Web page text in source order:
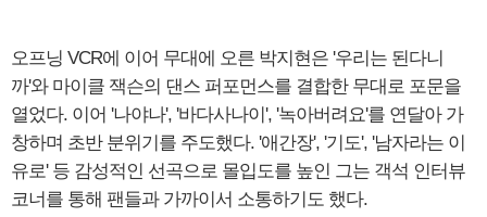
오프닝 VCR에 이어 무대에 오른 박지현은 '우리는 된다니
까'와 마이클 잭슨의 댄스 퍼포먼스를 결합한 무대로 포문을
열었다. 이어 '나야나', '바다사나이', '녹아버려요'를 연달아 가
창하며 초반 분위기를 주도했다. '애간장', '기도', '남자라는 이
유로' 등 감성적인 선곡으로 몰입도를 높인 그는 객석 인터뷰
코너를 통해 팬들과 가까이서 소통하기도 했다.